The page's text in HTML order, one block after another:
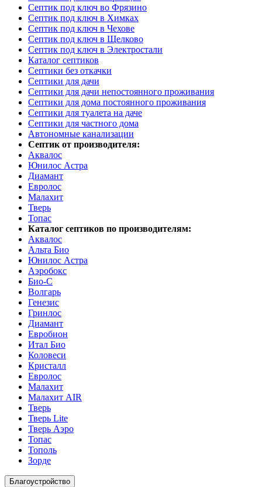
Септик под ключ во Фрязино
Септик под ключ в Химках
Септик под ключ в Чехове
Септик под ключ в Щелково
Септик под ключ в Электростали
Каталог септиков
Септики без откачки
Септики для дачи
Септики для дачи непостоянного проживания
Септики для дома постоянного проживания
Септики для туалета на даче
Септики для частного дома
Автономные канализации
Септик от производителя:
Аквалос
Юнилос Астра
Диамант
Евролос
Малахит
Тверь
Топас
Каталог септиков по производителям:
Аквалос
Альта Био
Юнилос Астра
Аэробокс
Био-С
Волгарь
Генезис
Гринлос
Диамант
Евробион
Итал Био
Коловеси
Кристалл
Евролос
Малахит
Малахит AIR
Тверь
Тверь Lite
Тверь Аэро
Топас
Тополь
Зорде
Благоустройство